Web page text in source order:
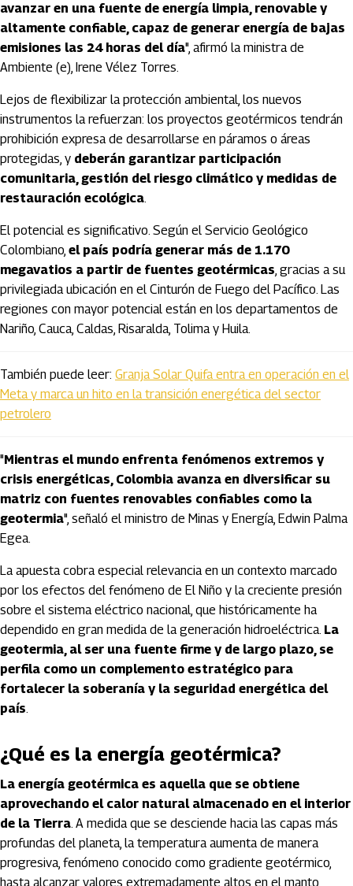
avanzar en una fuente de energía limpia, renovable y
altamente confiable, capaz de generar energía de bajas
emisiones las 24 horas del día", afirmó la ministra de
Ambiente (e), Irene Vélez Torres.
Lejos de flexibilizar la protección ambiental, los nuevos
instrumentos la refuerzan: los proyectos geotérmicos tendrán
prohibición expresa de desarrollarse en páramos o áreas
protegidas, y deberán garantizar participación
comunitaria, gestión del riesgo climático y medidas de
restauración ecológica.
El potencial es significativo. Según el Servicio Geológico
Colombiano, el país podría generar más de 1.170
megavatios a partir de fuentes geotérmicas, gracias a su
privilegiada ubicación en el Cinturón de Fuego del Pacífico. Las
regiones con mayor potencial están en los departamentos de
Nariño, Cauca, Caldas, Risaralda, Tolima y Huila.
También puede leer: Granja Solar Quifa entra en operación en el
Meta y marca un hito en la transición energética del sector
petrolero
"Mientras el mundo enfrenta fenómenos extremos y
crisis energéticas, Colombia avanza en diversificar su
matriz con fuentes renovables confiables como la
geotermia", señaló el ministro de Minas y Energía, Edwin Palma
Egea.
La apuesta cobra especial relevancia en un contexto marcado
por los efectos del fenómeno de El Niño y la creciente presión
sobre el sistema eléctrico nacional, que históricamente ha
dependido en gran medida de la generación hidroeléctrica. La
geotermia, al ser una fuente firme y de largo plazo, se
perfila como un complemento estratégico para
fortalecer la soberanía y la seguridad energética del
país.
¿Qué es la energía geotérmica?
La energía geotérmica es aquella que se obtiene
aprovechando el calor natural almacenado en el interior
de la Tierra. A medida que se desciende hacia las capas más
profundas del planeta, la temperatura aumenta de manera
progresiva, fenómeno conocido como gradiente geotérmico,
hasta alcanzar valores extremadamente altos en el manto